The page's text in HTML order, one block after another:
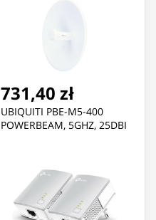
731,40 zł
UBIQUITI PBE-M5-400
POWERBEAM, 5GHZ, 25DBI